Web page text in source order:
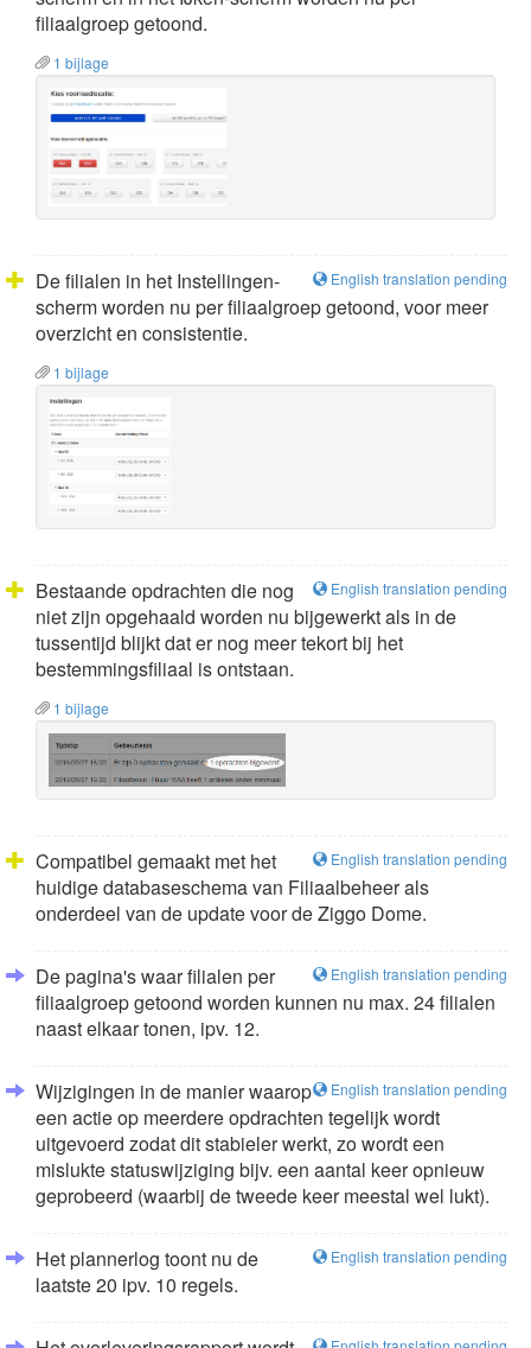
filiaalgroep getoond.
1 bijlage
English translation pending
De filialen in het Instellingen-
scherm worden nu per filiaalgroep getoond, voor meer
overzicht en consistentie.
1 bijlage
English translation pending
Bestaande opdrachten die nog
niet zijn opgehaald worden nu bijgewerkt als in de
tussentijd blijkt dat er nog meer tekort bij het
bestemmingsfiliaal is ontstaan.
1 bijlage
English translation pending
Compatibel gemaakt met het
huidige databaseschema van Filiaalbeheer als
onderdeel van de update voor de Ziggo Dome.
English translation pending
De pagina's waar filialen per
filiaalgroep getoond worden kunnen nu max. 24 filialen
naast elkaar tonen, ipv. 12.
English translation pending
Wijzigingen in de manier waarop
een actie op meerdere opdrachten tegelijk wordt
uitgevoerd zodat dit stabieler werkt, zo wordt een
mislukte statuswijziging bijv. een aantal keer opnieuw
geprobeerd (waarbij de tweede keer meestal wel lukt).
English translation pending
Het plannerlog toont nu de
laatste 20 ipv. 10 regels.